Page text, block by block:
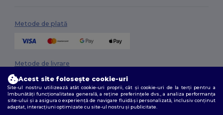
Metode de plată
Metode de livrare
Acest site folosește cookie-uri
Site-ul nostru utilizează atât cookie-uri proprii, cât și cookie-uri de la terți pentru a
îmbunătăți funcționalitatea generală, a reține preferințele dvs., a analiza performanța
site-ului și a asigura o experiență de navigare fluidă și personalizată, inclusiv conținut
adaptat, interacțiuni optimizate cu site-ul nostru și publicitate.